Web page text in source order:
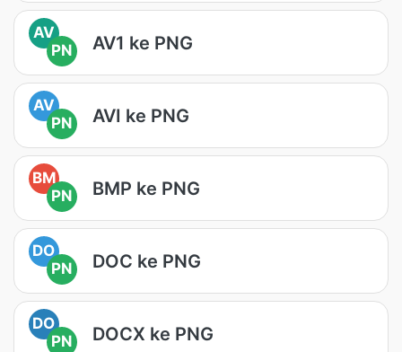
AV
PN
AV1 ke PNG
AV
PN
AVI ke PNG
BM
PN
BMP ke PNG
DO
PN
DOC ke PNG
DO
PN
DOCX ke PNG